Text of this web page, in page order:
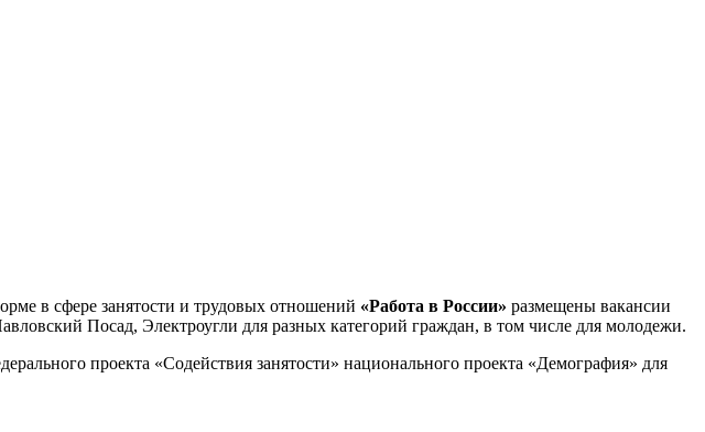
в сфере занятости и трудовых отношений «Работа в России» размещены вакансии
Посад, Электроугли для разных категорий граждан, в том числе для молодежи.
проекта «Содействия занятости» национального проекта «Демография» для